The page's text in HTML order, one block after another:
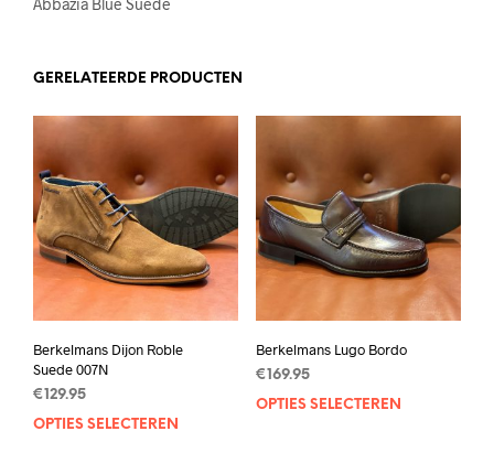
Abbazia Blue Suede
GERELATEERDE PRODUCTEN
Berkelmans Dijon Roble
Suede 007N
€ 129.95
OPTIES SELECTEREN
Berkelmans Lugo Bordo
€ 169.95
OPTIES SELECTEREN